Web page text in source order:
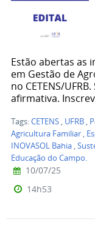
Estão abertas as
em Gestão de
no CETENS/
afirmativa.
Tags:CETENS , UFRB ,
Agricultura Familiar ,
INOVASOL Bahia ,
Educação do Campo.
10/07/25
14h53